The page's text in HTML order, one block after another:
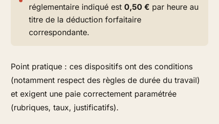
réglementaire indiqué est0,50 € par heure au
titre de la déduction forfaitaire
correspondante.
Point pratique : ces dispositifs ont des conditions
(notamment respect des règles de durée du travail)
et exigent une paie correctement paramétrée
(rubriques, taux, justificatifs).